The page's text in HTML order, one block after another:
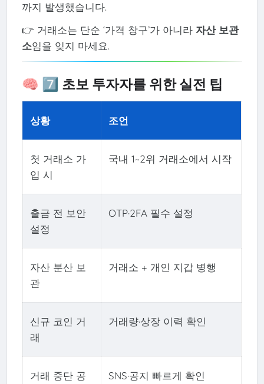
까지 발생했습니다.
👉 거래소는 단순 ‘가격 창구’가 아니라 자산 보관
소임을 잊지 마세요.
🧠 7️⃣ 초보 투자자를 위한 실전 팁
상황 조언
첫 거래소 가
입 시
국내 1~2위 거래소에서 시작
출금 전 보안
설정
OTP·2FA 필수 설정
자산 분산 보
관
거래소 + 개인 지갑 병행
신규 코인 거
래
거래량·상장 이력 확인
거래 중단 공
SNS·공지 빠르게 확인